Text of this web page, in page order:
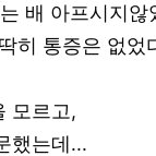
배 아프시지
히 통증은 없었
모르고,
했는데...